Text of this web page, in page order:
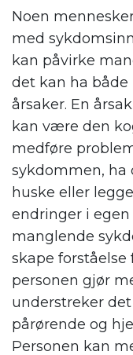
Noen
med
kan påvirke
det kan ha både
årsaker. En
kan være den
medføre
sykdommen, ha
huske eller
endringer i
manglende
skape
personen gjør
understreker
pårørende og
Personen kan